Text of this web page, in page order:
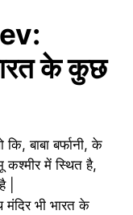
के कुछ
बाबा बर्फानी, के
कश्मीर में स्थित है,
|
मंदिर भी भारत के